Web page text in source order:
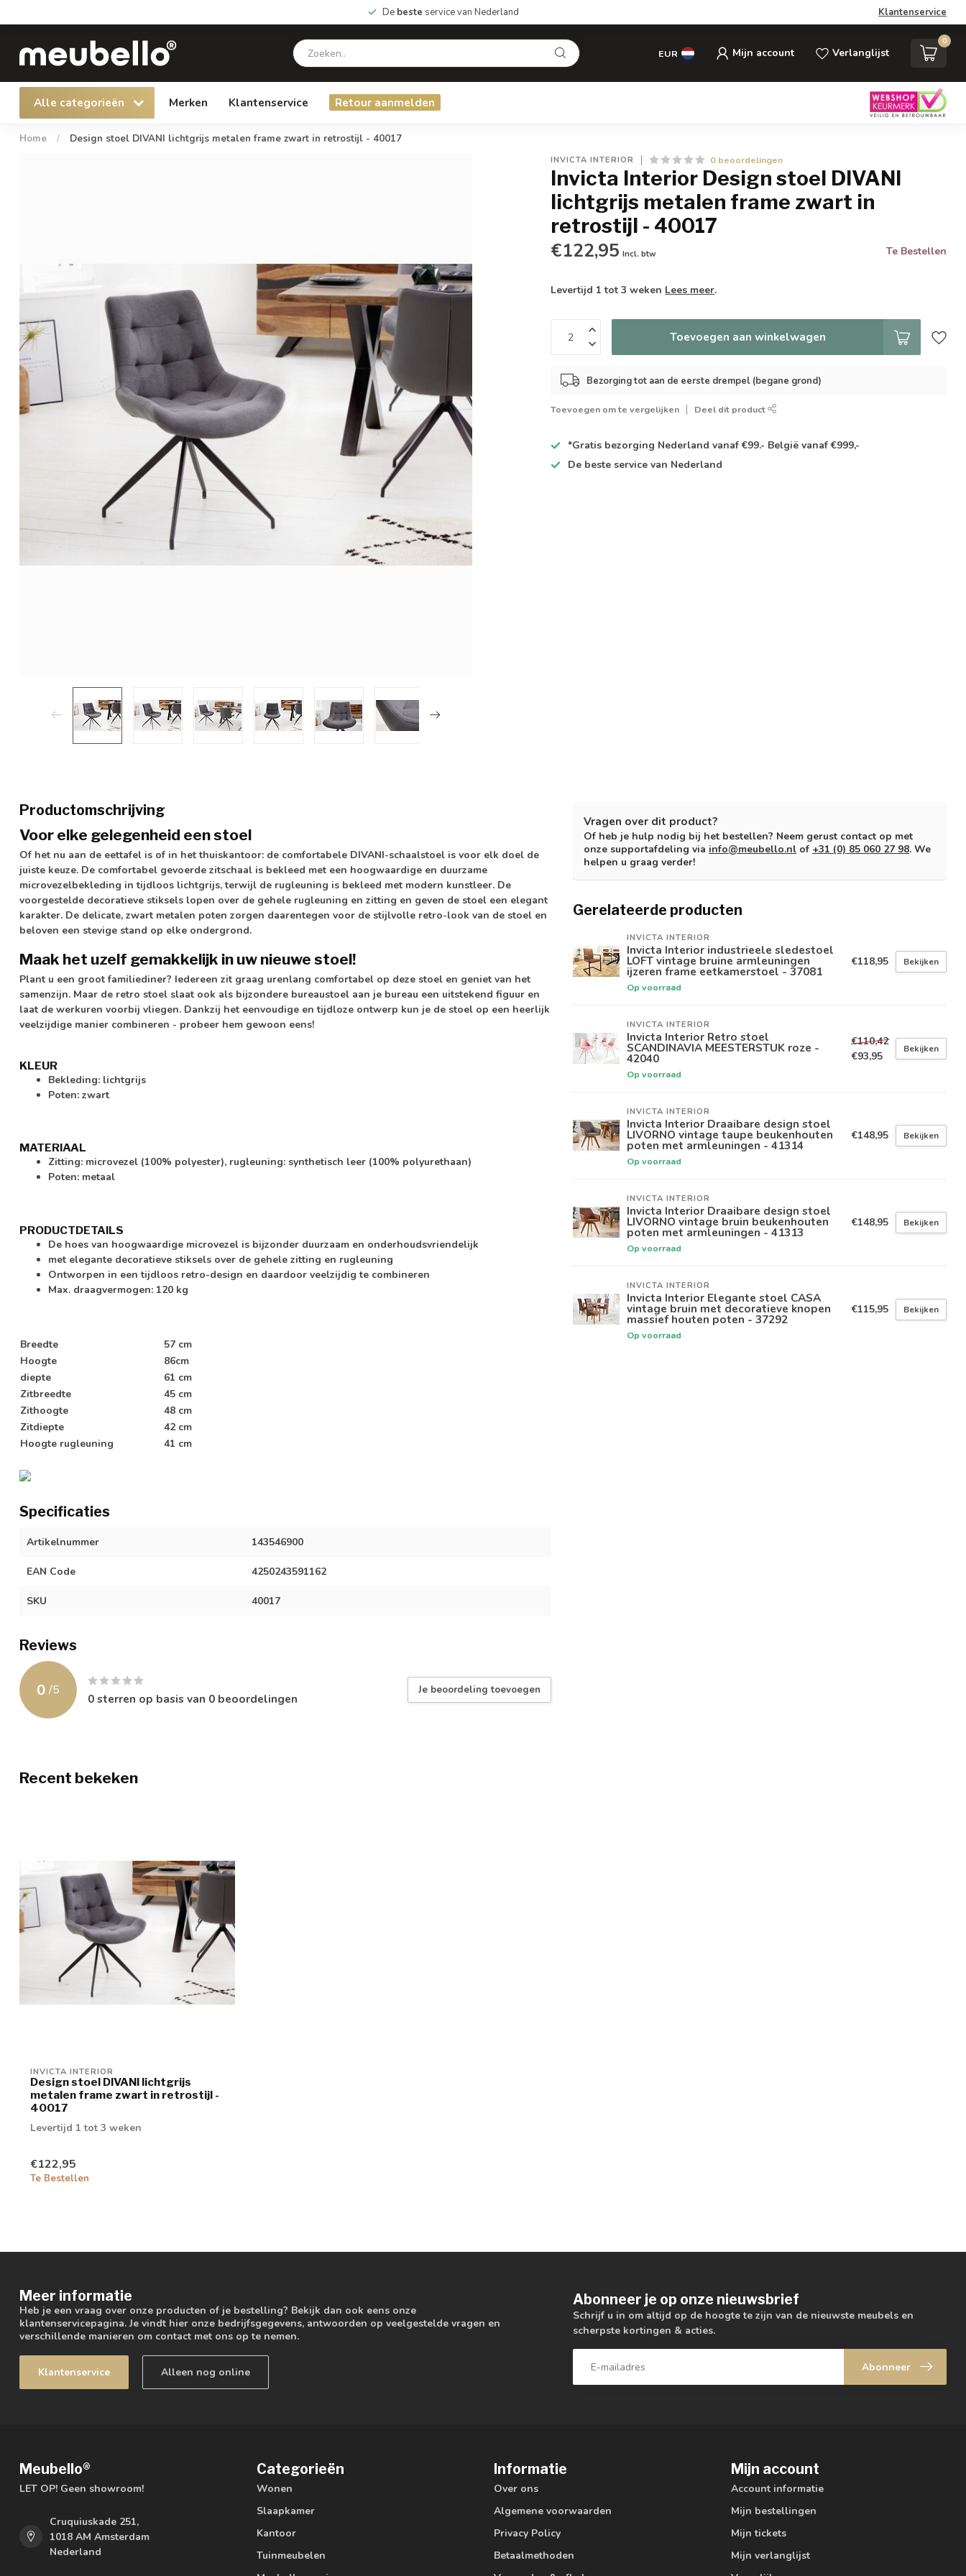
De beste service van Nederland Klantenservice
EUR Mijn account Verlanglijst
0
Alle categorieën Merken Klantenservice Retour aanmelden
Home / Design stoel DIVANI lichtgrijs metalen frame zwart in retrostijl - 40017
INVICTA INTERIOR 0 beoordelingen
Invicta Interior Design stoel DIVANI
lichtgrijs metalen frame zwart in
retrostijl - 40017
€122,95 Incl. btw Te Bestellen
Levertijd 1 tot 3 weken Lees meer.
Toevoegen aan winkelwagen
Bezorging tot aan de eerste drempel (begane grond)
Toevoegen om te vergelijken Deel dit product
*Gratis bezorging Nederland vanaf €99.- België vanaf €999,-
De beste service van Nederland
Productomschrijving
Voor elke gelegenheid een stoel
Of het nu aan de eettafel is of in het thuiskantoor: de comfortabele DIVANI-schaalstoel is voor elk doel de
juiste keuze. De comfortabel gevoerde zitschaal is bekleed met een hoogwaardige en duurzame
microvezelbekleding in tijdloos lichtgrijs, terwijl de rugleuning is bekleed met modern kunstleer. De
voorgestelde decoratieve stiksels lopen over de gehele rugleuning en zitting en geven de stoel een elegant
karakter. De delicate, zwart metalen poten zorgen daarentegen voor de stijlvolle retro-look van de stoel en
beloven een stevige stand op elke ondergrond.
Maak het uzelf gemakkelijk in uw nieuwe stoel!
Plant u een groot familiediner? Iedereen zit graag urenlang comfortabel op deze stoel en geniet van het
samenzijn. Maar de retro stoel slaat ook als bijzondere bureaustoel aan je bureau een uitstekend figuur en
laat de werkuren voorbij vliegen. Dankzij het eenvoudige en tijdloze ontwerp kun je de stoel op een heerlijk
veelzijdige manier combineren - probeer hem gewoon eens!
KLEUR
Bekleding: lichtgrijs
Poten: zwart
MATERIAAL
Zitting: microvezel (100% polyester), rugleuning: synthetisch leer (100% polyurethaan)
Poten: metaal
PRODUCTDETAILS
De hoes van hoogwaardige microvezel is bijzonder duurzaam en onderhoudsvriendelijk
met elegante decoratieve stiksels over de gehele zitting en rugleuning
Ontworpen in een tijdloos retro-design en daardoor veelzijdig te combineren
Max. draagvermogen: 120 kg
Breedte
57 cm
Hoogte
86cm
diepte
61 cm
Zitbreedte
45 cm
Zithoogte
48 cm
Zitdiepte
42 cm
Hoogte rugleuning
41 cm
Specificaties
Artikelnummer 143546900
EAN Code 4250243591162
SKU 40017
Reviews
0 /5
0sterren op basis van 0 beoordelingen
Je beoordeling toevoegen
Vragen over dit product?
Of heb je hulp nodig bij het bestellen? Neem gerust contact op met
onze supportafdeling via info@meubello.nl of +31 (0) 85 060 27 98. We
helpen u graag verder!
Gerelateerde producten
INVICTA INTERIOR
Invicta Interior industrieele sledestoel
LOFT vintage bruine armleuningen
ijzeren frame eetkamerstoel - 37081
Op voorraad
€118,95 Bekijken
INVICTA INTERIOR
Invicta Interior Retro stoel
SCANDINAVIA MEESTERSTUK roze -
42040
Op voorraad
€110,42
€93,95
Bekijken
INVICTA INTERIOR
Invicta Interior Draaibare design stoel
LIVORNO vintage taupe beukenhouten
poten met armleuningen - 41314
Op voorraad
€148,95 Bekijken
INVICTA INTERIOR
Invicta Interior Draaibare design stoel
LIVORNO vintage bruin beukenhouten
poten met armleuningen - 41313
Op voorraad
€148,95 Bekijken
INVICTA INTERIOR
Invicta Interior Elegante stoel CASA
vintage bruin met decoratieve knopen
massief houten poten - 37292
Op voorraad
€115,95 Bekijken
Recent bekeken
INVICTA INTERIOR
Design stoel DIVANI lichtgrijs
metalen frame zwart in retrostijl -
40017
Levertijd 1 tot 3 weken
€122,95
Te Bestellen
Meer informatie
Heb je een vraag over onze producten of je bestelling? Bekijk dan ook eens onze
klantenservicepagina. Je vindt hier onze bedrijfsgegevens, antwoorden op veelgestelde vragen en
verschillende manieren om contact met ons op te nemen.
Klantenservice Alleen nog online
Abonneer je op onze nieuwsbrief
Schrijf u in om altijd op de hoogte te zijn van de nieuwste meubels en
scherpste kortingen & acties.
Abonneer
Meubello®
LET OP! Geen showroom!
Cruquiuskade 251,
1018 AM Amsterdam
Nederland
Categorieën
Wonen
Slaapkamer
Kantoor
Tuinmeubelen
Informatie
Over ons
Algemene voorwaarden
Privacy Policy
Betaalmethoden
Mijn account
Account informatie
Mijn bestellingen
Mijn tickets
Mijn verlanglijst